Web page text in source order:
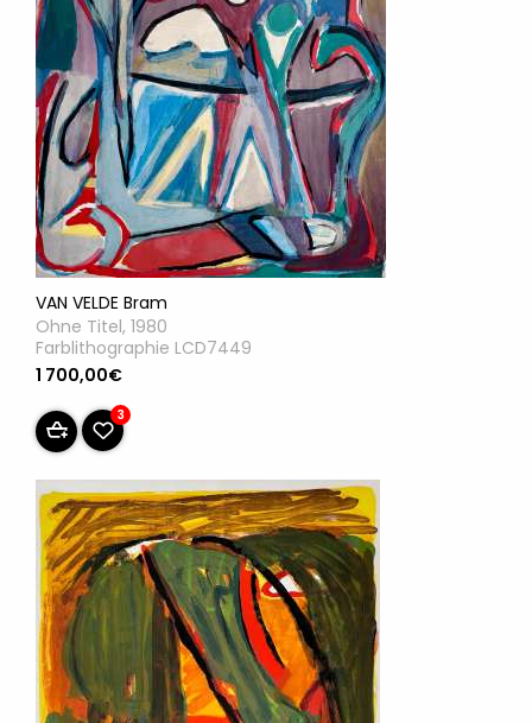
VAN VELDE Bram
Ohne Titel, 1980
Farblithographie LCD7449
1 700,00€
3